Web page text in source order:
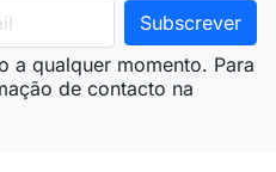
a qualquer momento. Para
de contacto na